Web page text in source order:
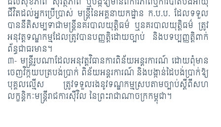
ជីវិតដល់អ្នកប្រើប្រាស់ មន្រ្តីនៃអគ្គនាយកដ្ឋាន ក.ប.ប. ដែលទទួល
បាននីតិសម្បទាជាមន្រ្តីនគរបាលយុត្តិធម៌ ឬនគរបាលយុត្តិធម៌ ត្រូវ
អនុវត្តទណ្ឌកម្មដែលត្រូវបានបញ្ញត្តិដោយច្បាប់ និងបទប្បញ្ញត្តិពាក់
ព័ន្ធជាធរមាន។
៣- មន្រ្តីរូបណាដែលអនុវត្តវិធានការពិន័យអន្តរការណ៍ ដោយពុំមាន
ចេញវិក្កយបត្របង់ប្រាក់ ពិន័យអន្តរការណ៍ និងបង្កាន់ដៃបង់ប្រាក់ឱ្យ
បុគ្គលល្មើស ត្រូវទទួលរងនូវទណ្ឌកម្មស្របតាមច្បាប់ស្តីពីសហ
លក្ខន្តិកៈមន្រ្តីរាជការស៊ីវិល នៃព្រះរាជាណាចក្រកម្ពុជា។